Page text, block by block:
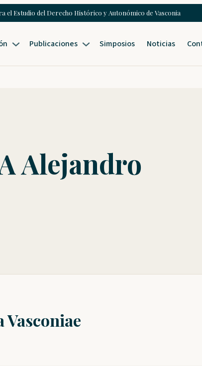
el Estudio del Derecho Histórico y Autonómico de Vasconia
Publicaciones Simposios Noticias
Alejandro